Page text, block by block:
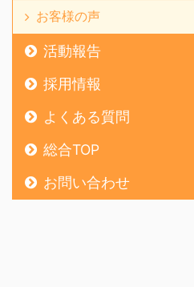
お客様の声
活動報告
採用情報
よくある質問
総合TOP
お問い合わせ